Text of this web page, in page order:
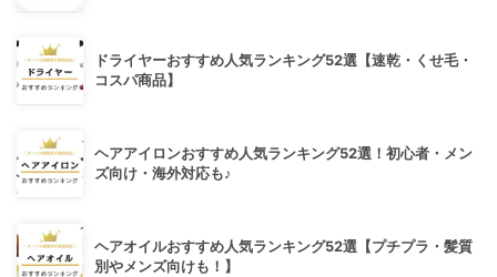
ドライヤーおすすめ人気ランキング52選【速乾・くせ毛・
コスパ商品】
ヘアアイロンおすすめ人気ランキング52選！初心者・メン
ズ向け・海外対応も♪
ヘアオイルおすすめ人気ランキング52選【プチプラ・髪質
別やメンズ向けも！】